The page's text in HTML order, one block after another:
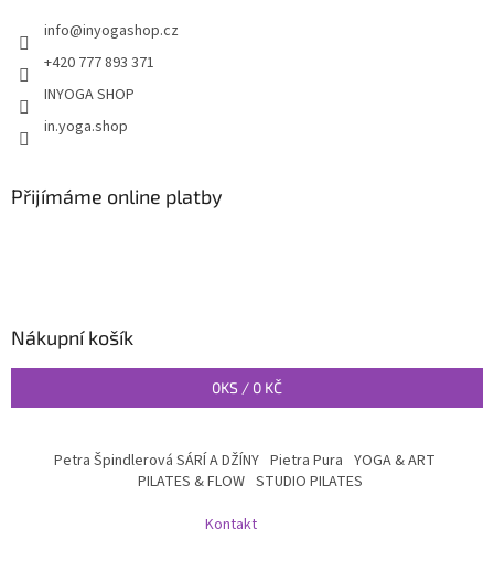
info@inyogashop.cz
+420 777 893 371
INYOGA SHOP
in.yoga.shop
Přijímáme online platby
Nákupní košík
0KS / 0 KČ
Petra Špindlerová SÁRÍ A DŽÍNY Pietra Pura YOGA & ART
PILATES & FLOW STUDIO PILATES
Kontakt